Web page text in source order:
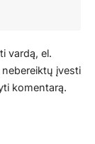
vardą, el.
įvesti
komentarą.